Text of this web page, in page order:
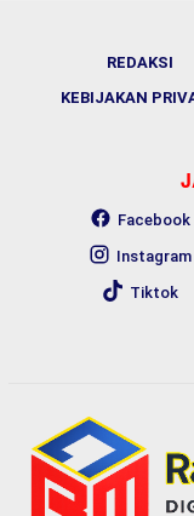
REDAKSI
KEBIJAKAN
Facebook
Instagram
Tiktok